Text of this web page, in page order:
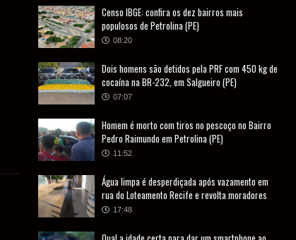
Censo IBGE: confira os dez bairros mais
populosos de Petrolina (PE)
08:20
Dois homens são detidos pela PRF com 450 kg de
cocaína na BR-232, em Salgueiro (PE)
07:07
Homem é morto com tiros no pescoço no Bairro
Pedro Raimundo em Petrolina (PE)
11:52
Água limpa é desperdiçada após vazamento em
rua do Loteamento Recife e revolta moradores
17:48